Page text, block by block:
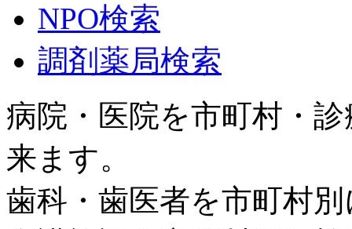
NPO検索
調剤薬局検索
病院・医院を市町村・
来ます。
歯科・歯医者を市町村